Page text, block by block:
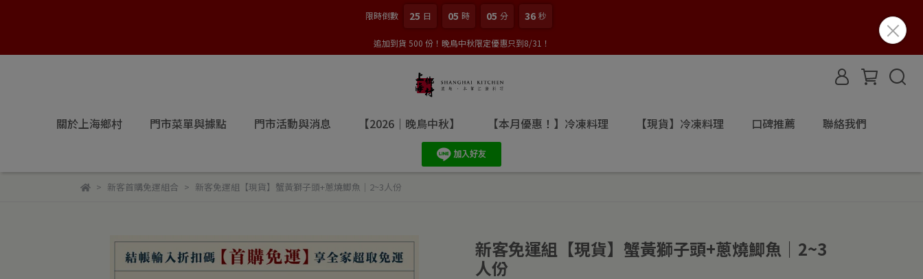
限時倒數 25 日 05 時 05 分 34 秒
追加到貨 500 份！晚鳥中秋限定優惠只到8/31！
關於上海鄉村 門市菜單與據點 門市活動與消息 【2026｜晚鳥中秋】 【本月優惠！】冷凍料理 【現貨】冷凍料理 口碑推薦 聯絡我們
新客首購免運組合 新客免運組【現貨】蟹黃獅子頭+蔥燒鯽魚｜2~3人份
新客免運組【現貨】蟹黃獅子頭+蔥燒鯽魚｜2~3
人份